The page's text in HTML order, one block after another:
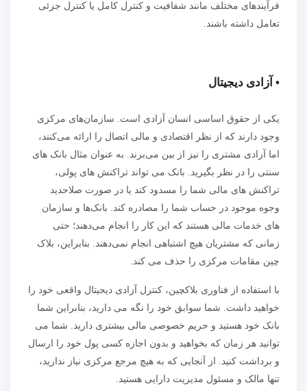
فرآیندهای مختلف مانند شفافیت و کنترل کامل یا کنترل جزئی
تعامل داشته باشند.
• آزادی دیجیتال
یکی از حقوق اساسی انسان آزادی است. سازمان‌های مرکزی
وجود دارند که از نظر اقتصادی و مالی اتصال را ارائه می‌کنند،
اما آزادی مشتری را نیز از بین می‌برند. به عنوان مثال بانک های
سنتی را در نظر بگیرید. بانک می تواند تراکنش های پولی،
تراکنش های مالی شما را مسدود کند یا در صورت صلاحدید
وجوه موجود در حساب شما را مصادره کند. بانک‌ها و سازمان
های خدمات مالی هستند که این کار را انجام می‌دهند؛ حتی
زمانی که مشتریان هیچ اشتباهی انجام نمی‌دهند. بنابراین، بلاک
چین مقامات مرکزی را حذف می کند.
با استفاده از فناوری بلاکچین، کنترل آزادی دیجیتال واقعی خود را
خواهید داشت. شما سوابق خود را نگه می دارید، بنابراین شما
بانک خود هستید و حریم خصوصی مالی بیشتری دارید. شما می
توانید هر زمان که بخواهید و بدون اجازه کسی پول خود را ارسال
و برداشت کنید. از آنجایی که به هیچ مرجع مرکزی نیاز ندارید،
تنها مالک و مسئول مدیریت دارایی هستید.